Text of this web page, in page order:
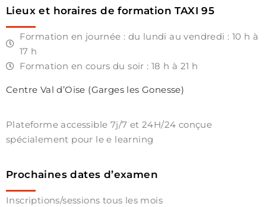
Lieux et horaires de formation TAXI 95
Formation en journée : du lundi au vendredi : 10 h à
17 h
Formation en cours du soir : 18 h à 21 h
Centre Val d’Oise (Garges les Gonesse)
Plateforme accessible 7j/7 et 24H/24 conçue
spécialement pour le e learning
Prochaines dates d’examen
Inscriptions/sessions tous les mois